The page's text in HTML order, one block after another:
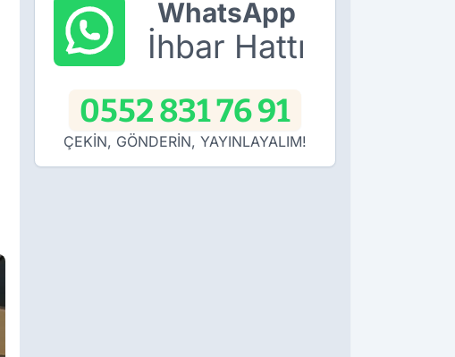
WhatsApp
İhbar Hattı
0552 831 76 91
ÇEKİN, GÖNDERİN, YAYINLAYALIM!